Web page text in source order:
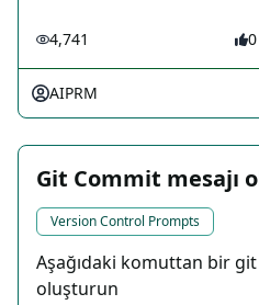
4,741 0
AIPRM
Git Commit mesajı
Version Control Prompts
Aşağıdaki komuttan bir
oluşturun